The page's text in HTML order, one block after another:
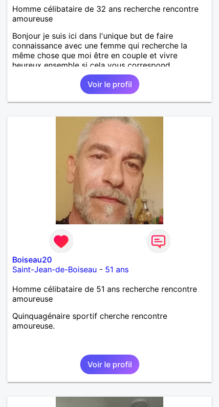
Homme célibataire de 32 ans recherche rencontre
amoureuse
Bonjour je suis ici dans l'unique but de faire
connaissance avec une femme qui recherche la
même chose que moi être en couple et vivre
heureux ensemble si cela vous correspond
Voir le profil
Boiseau20
Saint-Jean-de-Boiseau - 51 ans
Homme célibataire de 51 ans recherche rencontre
amoureuse
Quinquagénaire sportif cherche rencontre
amoureuse.
Voir le profil